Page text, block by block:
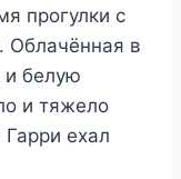
прогулки с
Облачённая в
и белую
и тяжело
Гарри ехал